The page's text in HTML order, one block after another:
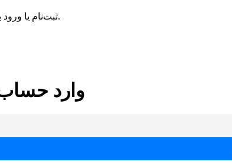
ثبت‌نام یااست.
وارد